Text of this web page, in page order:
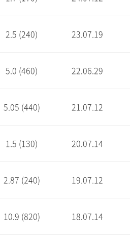
2.5 (240) 23.07.19
5.0 (460) 22.06.29
5.05 (440) 21.07.12
1.5 (130) 20.07.14
2.87 (240) 19.07.12
10.9 (820) 18.07.14